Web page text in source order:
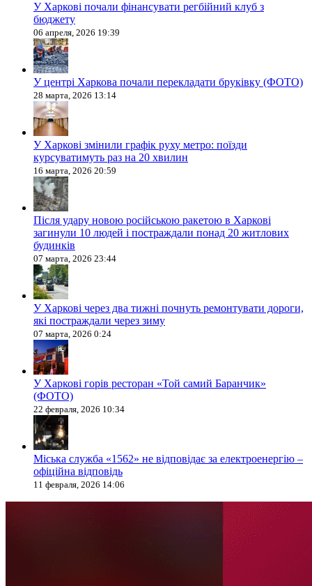
У Харкові почали фінансувати регбійний клуб з
бюджету
06 апреля, 2026 19:39
У центрі Харкова почали перекладати бруківку (ФОТО)
28 марта, 2026 13:14
У Харкові змінили графік руху метро: поїзди
курсуватимуть раз на 20 хвилин
16 марта, 2026 20:59
Після удару новою російською ракетою в Харкові
загинули 10 людей і постраждали понад 20 житлових
будинків
07 марта, 2026 23:44
У Харкові через два тижні почнуть ремонтувати дороги,
які постраждали через зиму
07 марта, 2026 0:24
У Харкові горів ресторан «Той самий Баранчик»
(ФОТО)
22 февраля, 2026 10:34
Міська служба «1562» не відповідає за електроенергію –
офіційна відповідь
11 февраля, 2026 14:06